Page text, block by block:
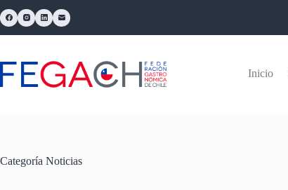
Inicio
Categoría Noticias